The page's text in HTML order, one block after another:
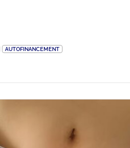
AUTOFINANCEMENT